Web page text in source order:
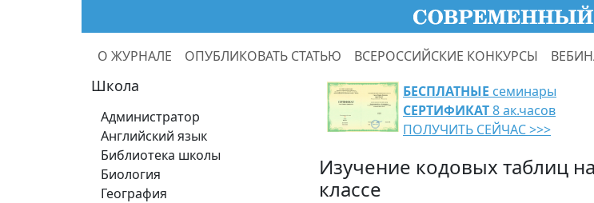
О ЖУРНАЛЕ ОПУБЛИКОВАТЬ СТАТЬЮ ВСЕРОССИЙСКИЕ КОНКУРСЫ
Школа
Администратор
Английский язык
Библиотека школы
Биология
География
БЕСПЛАТНЫЕ семинары
СЕРТИФИКАТ8 ак.часов
ПОЛУЧИТЬ СЕЙЧАС >>>
Изучение кодовых таблиц
классе